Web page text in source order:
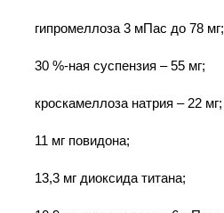
гипромеллоза 3 мПас до 78 мг;
30 %-ная суспензия – 55 мг;
кроскамеллоза натрия – 22 мг;
11 мг повидона;
13,3 мг диоксида титана;